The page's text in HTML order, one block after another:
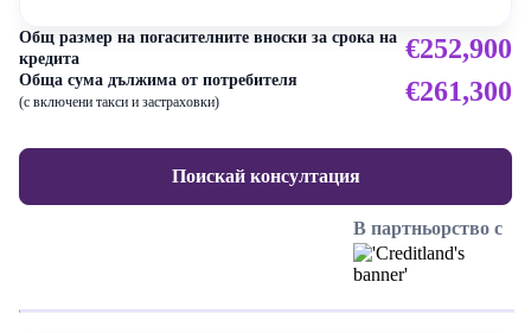
Общ размер на погасителните вноски за срока на
кредита
€252,900
Обща сума дължима от потребителя
(с включени такси и застраховки) €261,300
Поискай консултация
В партньорство с